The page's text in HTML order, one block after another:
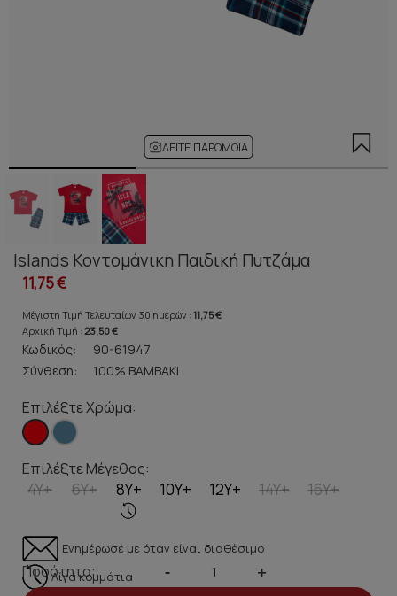
ΔΕΊΤΕ ΠΑΡΌΜΟΙΑ
Islands Κοντομάνικη Παιδική Πυτζάμα
11,75 €
Μέγιστη Τιμή Τελευταίων 30 ημερών : 11,75 €
Αρχική Τιμή : 23,50 €
Κωδικός:
90-61947
Σύνθεση:
100% ΒΑΜΒΑΚΙ
Επιλέξτε Χρώμα:
Επιλέξτε Μέγεθος:
4Y+ 6Y+ 8Y+ 10Y+ 12Y+ 14Y+ 16Y+
Ενημέρωσέ με όταν είναι διαθέσιμο
Λίγα κομμάτια
Ποσότητα: - +